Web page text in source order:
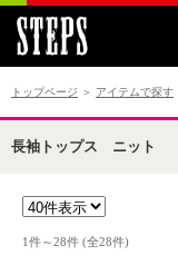
トップページ ＞ アイテムで探す
長袖トップス ニット
1件～28件 (全28件)